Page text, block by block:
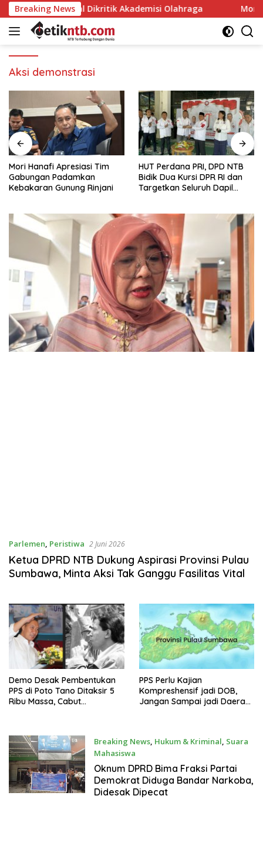
Langsung
ke
konten
Breaking News
Iqbal Dikritik Akademisi Olahraga Mori Hanafi
Aksi demonstrasi
Mori Hanafi Apresiasi Tim
Gabungan Padamkan
Kebakaran Gunung Rinjani
HUT Perdana PRI, DPD NTB
Bidik Dua Kursi DPR RI dan
Targetkan Seluruh Dapil
Parlemen, Peristiwa 2 Juni 2026
Ketua DPRD NTB Dukung Aspirasi Provinsi Pulau
Sumbawa, Minta Aksi Tak Ganggu Fasilitas Vital
Demo Desak Pembentukan
PPS di Poto Tano Ditaksir 5
Ribu Massa, Cabut
PPS Perlu Kajian
Kompreshensif jadi DOB,
Jangan Sampai jadi Daerah
Breaking News, Hukum & Kriminal, Suara
Mahasiswa
22 Januari 2025
Oknum DPRD Bima Fraksi Partai
Demokrat Diduga Bandar Narkoba,
Didesak Dipecat